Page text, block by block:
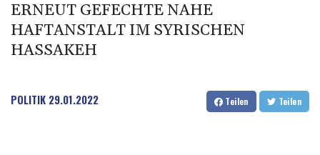
ERNEUT GEFECHTE NAHE
HAFTANSTALT IM SYRISCHEN
HASSAKEH
POLITIK 29.01.2022 Teilen Teilen